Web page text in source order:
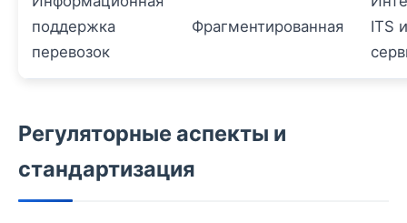
поддержка
перевозок
Фрагментированная
ITS
Регуляторные аспекты и
стандартизация